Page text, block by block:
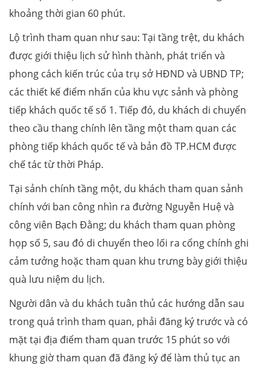
khoảng thời gian 60 phút.
Lộ trình tham quan như sau: Tại tầng trệt, du khách
được giới thiệu lịch sử hình thành, phát triển và
phong cách kiến trúc của trụ sở HĐND và UBND TP;
các thiết kế điểm nhấn của khu vực sảnh và phòng
tiếp khách quốc tế số 1. Tiếp đó, du khách di chuyển
theo cầu thang chính lên tầng một tham quan các
phòng tiếp khách quốc tế và bản đồ TP.HCM được
chế tác từ thời Pháp.
Tại sảnh chính tầng một, du khách tham quan sảnh
chính với ban công nhìn ra đường Nguyễn Huệ và
công viên Bạch Đằng; du khách tham quan phòng
họp số 5, sau đó di chuyển theo lối ra cổng chính ghi
cảm tưởng hoặc tham quan khu trưng bày giới thiệu
quà lưu niệm du lịch.
Người dân và du khách tuân thủ các hướng dẫn sau
trong quá trình tham quan, phải đăng ký trước và có
mặt tại địa điểm tham quan trước 15 phút so với
khung giờ tham quan đã đăng ký để làm thủ tục an